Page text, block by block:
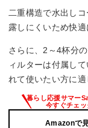
二重構造で水出し
露しにくいため快適
さらに、2～4杯分
ィルターは付属し
れて使いたい方に適
Amazonで